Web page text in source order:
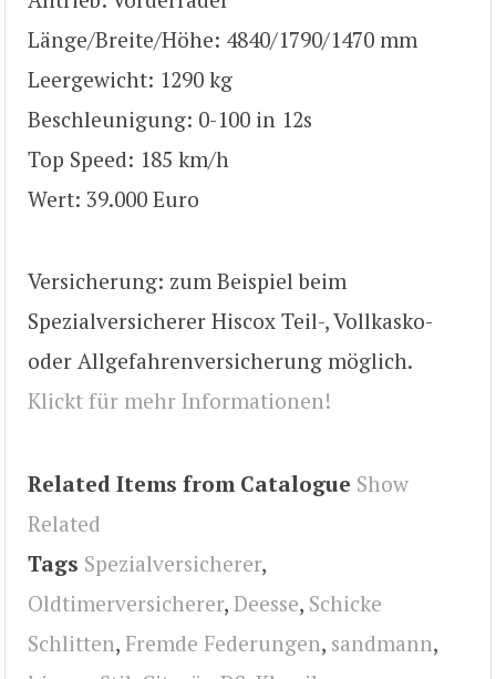
Länge/Breite/Höhe: 4840/1790/1470 mm
Leergewicht: 1290 kg
Beschleunigung: 0-100 in 12s
Top Speed: 185 km/h
Wert: 39.000 Euro
Versicherung: zum Beispiel beim
Spezialversicherer Hiscox Teil-, Vollkasko-
oder Allgefahrenversicherung möglich.
Klickt für mehr Informationen!
Related Items from Catalogue Show
Related
Tags Spezialversicherer,
Oldtimerversicherer, Deesse, Schicke
Schlitten, Fremde Federungen, sandmann,